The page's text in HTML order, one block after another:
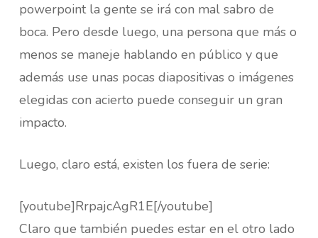
powerpoint la gente se irá con mal sabro de
boca. Pero desde luego, una persona que más o
menos se maneje hablando en público y que
además use unas pocas diapositivas o imágenes
elegidas con acierto puede conseguir un gran
impacto.
Luego, claro está, existen los fuera de serie:
[youtube]RrpajcAgR1E[/youtube]
Claro que también puedes estar en el otro lado